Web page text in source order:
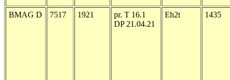
BMAG D 7517 1921
pr. T 16.1
DP 21.04.21
Eh2t 1435